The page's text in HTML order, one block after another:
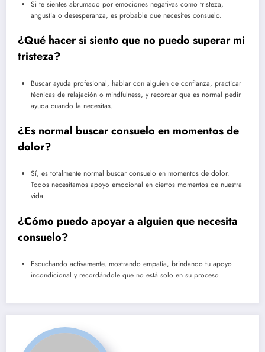
Si te sientes abrumado por emociones negativas como tristeza,
angustia o desesperanza, es probable que necesites consuelo.
¿Qué hacer si siento que no puedo superar mi
tristeza?
Buscar ayuda profesional, hablar con alguien de confianza, practicar
técnicas de relajación o mindfulness, y recordar que es normal pedir
ayuda cuando la necesitas.
¿Es normal buscar consuelo en momentos de
dolor?
Sí, es totalmente normal buscar consuelo en momentos de dolor.
Todos necesitamos apoyo emocional en ciertos momentos de nuestra
vida.
¿Cómo puedo apoyar a alguien que necesita
consuelo?
Escuchando activamente, mostrando empatía, brindando tu apoyo
incondicional y recordándole que no está solo en su proceso.